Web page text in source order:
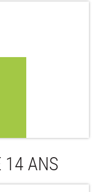
14 ANS